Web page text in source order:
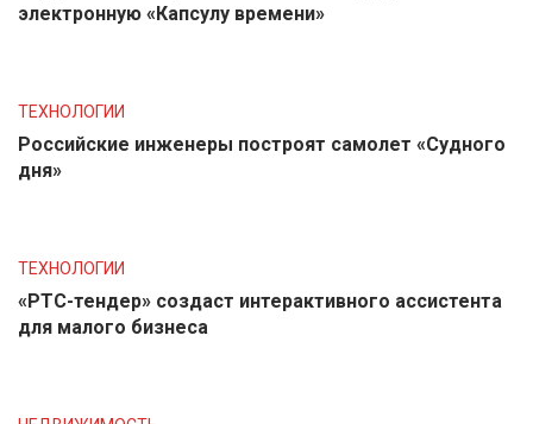
электронную «Капсулу времени»
ТЕХНОЛОГИИ
Российские инженеры построят самолет «Судного
дня»
ТЕХНОЛОГИИ
«РТС-тендер» создаст интерактивного ассистента
для малого бизнеса